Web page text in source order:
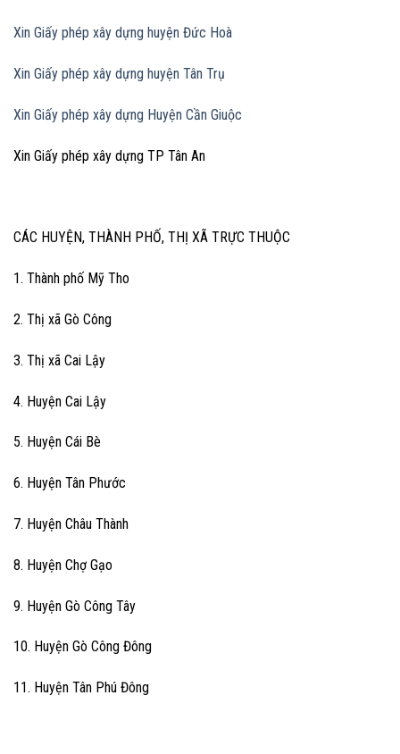
Xin Giấy phép xây dựng huyện Đức Hoà
Xin Giấy phép xây dựng huyện Tân Trụ
Xin Giấy phép xây dựng Huyện Cần Giuộc
Xin Giấy phép xây dựng TP Tân An
CÁC HUYỆN, THÀNH PHỐ, THỊ XÃ TRỰC THUỘC
1. Thành phố Mỹ Tho
2. Thị xã Gò Công
3. Thị xã Cai Lậy
4. Huyện Cai Lậy
5. Huyện Cái Bè
6. Huyện Tân Phước
7. Huyện Châu Thành
8. Huyện Chợ Gạo
9. Huyện Gò Công Tây
10. Huyện Gò Công Đông
11. Huyện Tân Phú Đông